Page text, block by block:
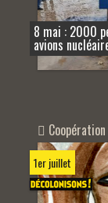
8 mai : 2000
avions
1er juillet